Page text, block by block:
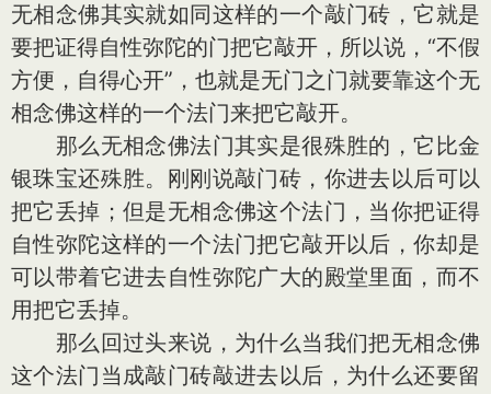
无相念佛其实就如同这样的一个敲门砖，它就是
要把证得自性弥陀的门把它敲开，所以说，“不假
方便，自得心开”，也就是无门之门就要靠这个无
相念佛这样的一个法门来把它敲开。
那么无相念佛法门其实是很殊胜的，它比金
银珠宝还殊胜。刚刚说敲门砖，你进去以后可以
把它丢掉；但是无相念佛这个法门，当你把证得
自性弥陀这样的一个法门把它敲开以后，你却是
可以带着它进去自性弥陀广大的殿堂里面，而不
用把它丢掉。
那么回过头来说，为什么当我们把无相念佛
这个法门当成敲门砖敲进去以后，为什么还要留